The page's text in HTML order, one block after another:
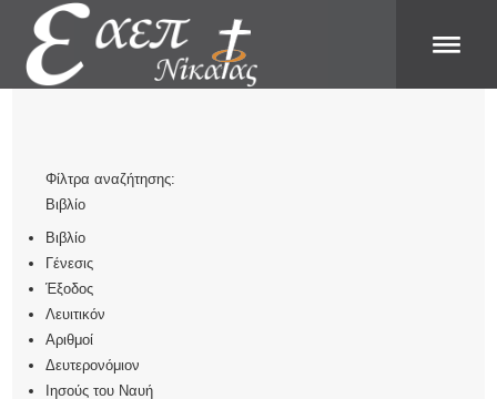
Φίλτρα αναζήτησης:
Βιβλίο
Βιβλίο
Γένεσις
Έξοδος
Λευιτικόν
Αριθμοί
Δευτερονόμιον
Ιησούς του Ναυή